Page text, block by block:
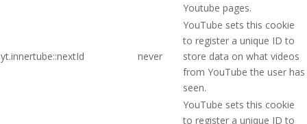
Youtube pages.
yt.innertube::nextId never
YouTube sets this cookie
to register a unique ID to
store data on what videos
from YouTube the user has
seen.
YouTube sets this cookie
to register a unique ID to